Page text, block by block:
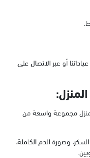
أو عبر الاتصال على
مجموعة واسعة من
وصورة الدم الكاملة،